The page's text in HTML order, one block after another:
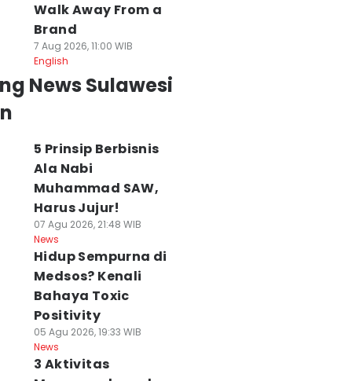
Walk Away From a
Brand
7 Aug 2026, 11:00 WIB
English
News Sulawesi
5 Prinsip Berbisnis
Ala Nabi
Muhammad SAW,
Harus Jujur!
07 Agu 2026, 21:48 WIB
News
Hidup Sempurna di
Medsos? Kenali
Bahaya Toxic
Positivity
05 Agu 2026, 19:33 WIB
News
3 Aktivitas